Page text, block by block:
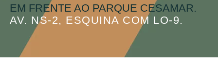
EM FRENTE AO PARQUE CESAMAR.
AV. NS-2, ESQUINA COM LO-9.